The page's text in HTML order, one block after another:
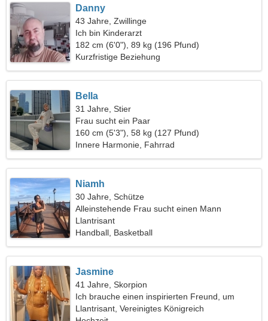
Danny
43 Jahre, Zwillinge
Ich bin Kinderarzt
182 cm (6'0"), 89 kg (196 Pfund)
Kurzfristige Beziehung
Bella
31 Jahre, Stier
Frau sucht ein Paar
160 cm (5'3"), 58 kg (127 Pfund)
Innere Harmonie, Fahrrad
Niamh
30 Jahre, Schütze
Alleinstehende Frau sucht einen Mann
Llantrisant
Handball, Basketball
Jasmine
41 Jahre, Skorpion
Ich brauche einen inspirierten Freund, um
zusammen Ski zu fahren
Llantrisant, Vereinigtes Königreich